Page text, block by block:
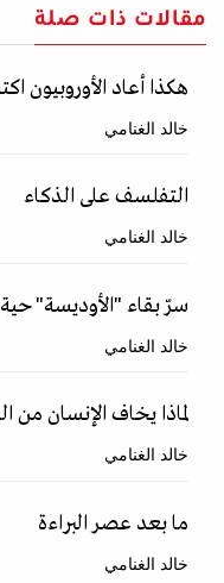
مقالات ذات صلة
هكذا أعاد الأوروبيون
خالد الغنامي
التفلسف على الذكاء
خالد الغنامي
سرّ بقاء "الأوديسة" حية بعد 3
خالد الغنامي
لماذا يخاف الإنسان
خالد الغنامي
ما بعد عصر البراءة
خالد الغنامي